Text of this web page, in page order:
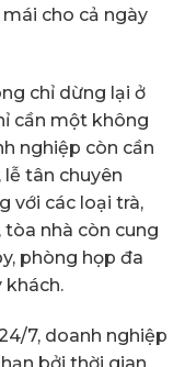
cho cả ngày
chỉ dừng lại ở
cần một không
nghiệp còn cần
tân chuyên
với các loại trà,
tòa nhà còn cung
phòng họp đa
khách.
7, doanh nghiệp